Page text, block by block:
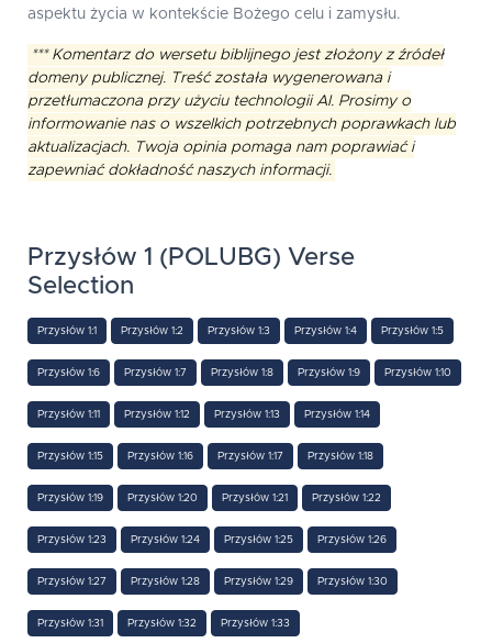
aspektu życia w kontekście Bożego celu i zamysłu.
*** Komentarz do wersetu biblijnego jest złożony z źródeł
domeny publicznej. Treść została wygenerowana i
przetłumaczona przy użyciu technologii AI. Prosimy o
informowanie nas o wszelkich potrzebnych poprawkach lub
aktualizacjach. Twoja opinia pomaga nam poprawiać i
zapewniać dokładność naszych informacji.
Przysłów 1 (POLUBG) Verse
Selection
Przysłów 1:1 Przysłów 1:2 Przysłów 1:3 Przysłów 1:4 Przysłów 1:5
Przysłów 1:6 Przysłów 1:7 Przysłów 1:8 Przysłów 1:9 Przysłów 1:10
Przysłów 1:11 Przysłów 1:12 Przysłów 1:13 Przysłów 1:14
Przysłów 1:15 Przysłów 1:16 Przysłów 1:17 Przysłów 1:18
Przysłów 1:19 Przysłów 1:20 Przysłów 1:21 Przysłów 1:22
Przysłów 1:23 Przysłów 1:24 Przysłów 1:25 Przysłów 1:26
Przysłów 1:27 Przysłów 1:28 Przysłów 1:29 Przysłów 1:30
Przysłów 1:31 Przysłów 1:32 Przysłów 1:33